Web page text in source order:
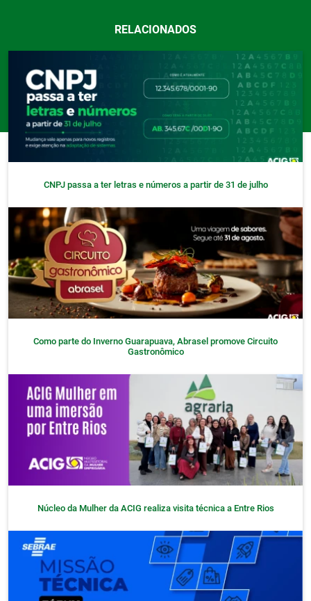
RELACIONADOS
CNPJ passa a ter letras e números a partir de 31 de julho
Como parte do Inverno Guarapuava, Abrasel promove Circuito
Gastronômico
Núcleo da Mulher da ACIG realiza visita técnica a Entre Rios